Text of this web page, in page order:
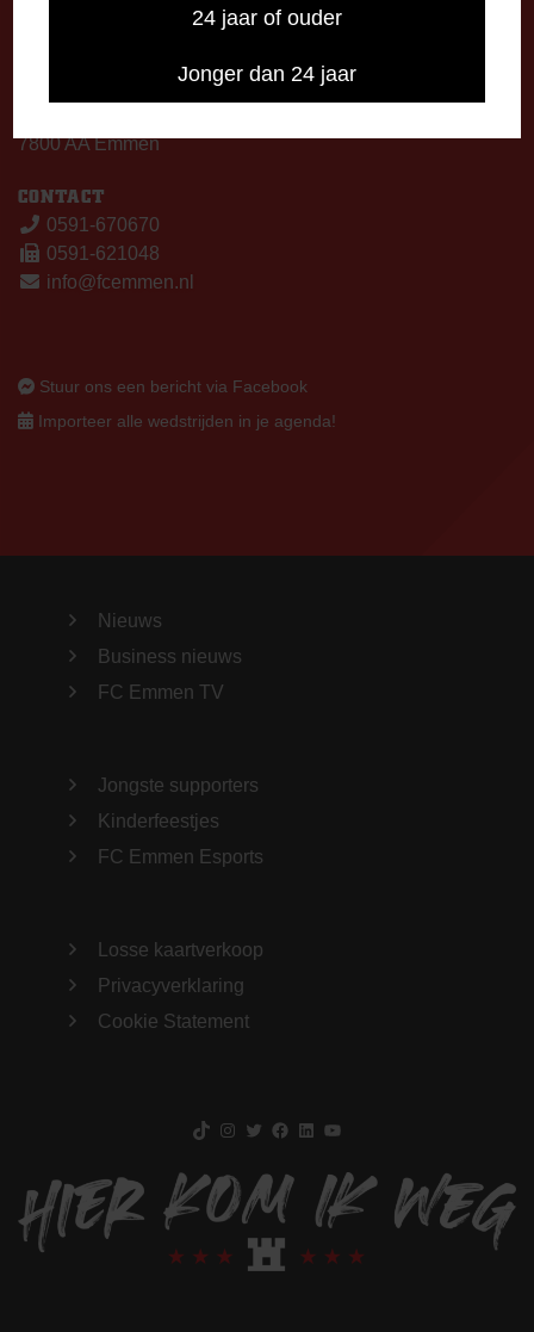
24 jaar of ouder
Jonger dan 24 jaar
Op thuiswedstrijddagen bereikbaar vanaf 13:00 - 20:00 uur
CORRESPONDENTIE-ADRES
7800 AA Emmen
CONTACT
0591-670670
0591-621048
info@fcemmen.nl
Stuur ons een bericht via Facebook
Importeer alle wedstrijden in je agenda!
Nieuws
Business nieuws
FC Emmen TV
Jongste supporters
Kinderfeestjes
FC Emmen Esports
Losse kaartverkoop
Privacyverklaring
Cookie Statement